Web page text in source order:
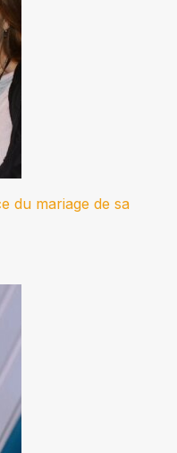
du mariage de sa